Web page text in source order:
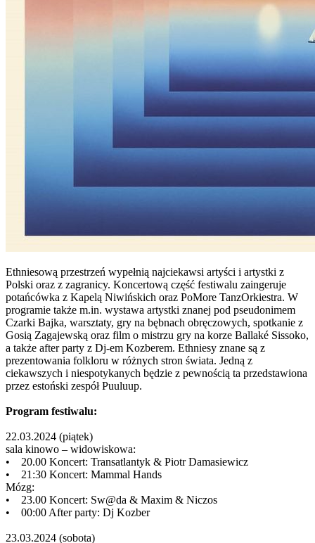
Ethniesową przestrzeń wypełnią najciekawsi artyści i artystki z
Polski oraz z zagranicy. Koncertową część festiwalu zaingeruje
potańcówka z Kapelą Niwińskich oraz PoMore TanzOrkiestra. W
programie także m.in. wystawa artystki znanej pod pseudonimem
Czarki Bajka, warsztaty, gry na bębnach obręczowych, spotkanie z
Gosią Zagajewską oraz film o mistrzu gry na korze Ballaké Sissoko,
a także after party z Dj-em Kozberem. Ethniesy znane są z
prezentowania folkloru w różnych stron świata. Jedną z
ciekawszych i niespotykanych będzie z pewnością ta przedstawiona
przez estoński zespół Puuluup.
Program festiwalu:
22.03.2024 (piątek)
sala kinowo – widowiskowa:
• 20.00 Koncert: Transatlantyk & Piotr Damasiewicz
• 21:30 Koncert: Mammal Hands
Mózg:
• 23.00 Koncert: Sw@da & Maxim & Niczos
• 00:00 After party: Dj Kozber
23.03.2024 (sobota)